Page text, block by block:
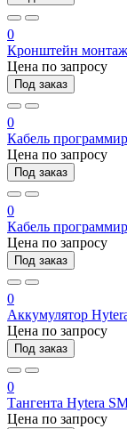
0
Кронштейн
Цена по запросу
Под заказ
0
Кабель
Цена по запросу
Под заказ
0
Кабель
Цена по запросу
Под заказ
0
Аккумулятор
Цена по запросу
Под заказ
0
Тангента Hytera
Цена по запросу